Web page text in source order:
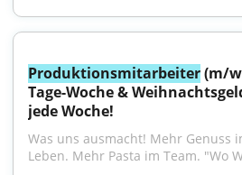
Produktionsmitarbeiter (m/
Tage-Woche &
jede Woche!
Was uns ausmacht! Mehr Genuss
Leben. Mehr Pasta im Team. "Wo